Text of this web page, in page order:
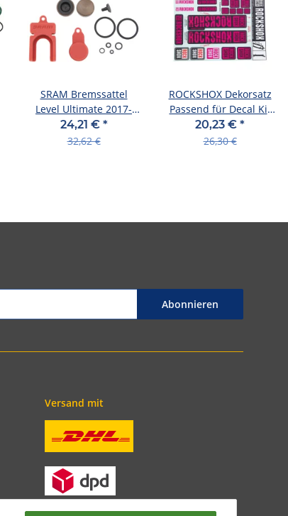
SRAM Bremssattel
Level Ultimate 2017-
2019 für Level TLM/
24,21 € *
32,62 €
ROCKSHOX Dekorsatz
Passend für Decal Kit
für Ø 30 magenta
20,23 € *
26,30 €
Abonnieren
Versand mit